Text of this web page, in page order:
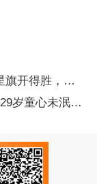
冲击捷克赛双冠王
偶标准公布后仍单身